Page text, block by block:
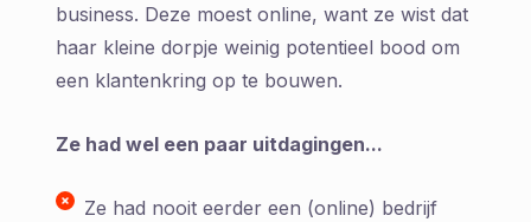
business. Deze moest online, want ze wist dat
haar kleine dorpje weinig potentieel bood om
een klantenkring op te bouwen.
Ze had wel een paar uitdagingen...
Ze had nooit eerder een (online) bedrijf